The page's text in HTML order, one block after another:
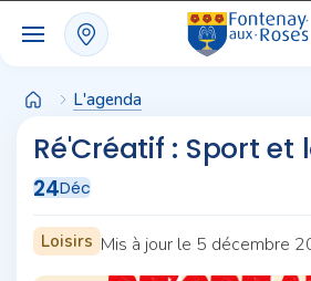
L'agenda
Ré'Créatif : Sport et
24Déc
Loisirs Mis à jour le 5 décembre
Panneau de gestion des cookies